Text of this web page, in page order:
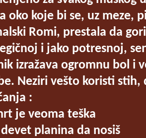
oko koje bi se, uz meze,
Romi, prestala da
i jako potresnoj,
izražava ogromnu bol i
Neziri vešto koristi stih,
:
je veoma teška
planina da nosiš